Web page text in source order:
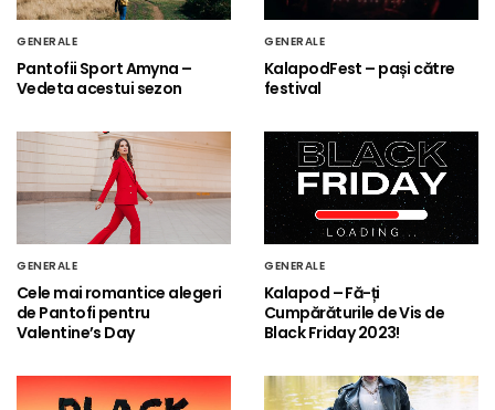
GENERALE
Pantofii Sport Amyna –
Vedeta acestui sezon
GENERALE
KalapodFest – pași către
festival
GENERALE
Cele mai romantice alegeri
de Pantofi pentru
Valentine’s Day
GENERALE
Kalapod – Fă-ți
Cumpărăturile de Vis de
Black Friday 2023!